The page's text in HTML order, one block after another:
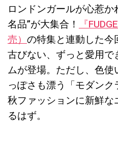
ロンドンガールが心惹
名品”が大集合！ 『
売）の特集と連動した今
古びない、ずっと愛用
ムが登場。ただし、色
っぽさも漂う「モダンク
秋ファッションに新鮮
るはず。